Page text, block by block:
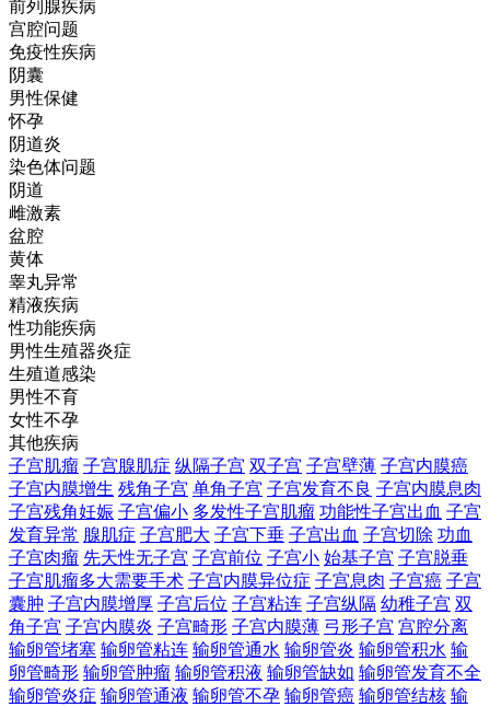
前列腺疾病
宫腔问题
免疫性疾病
阴囊
男性保健
怀孕
阴道炎
染色体问题
阴道
雌激素
盆腔
黄体
睾丸异常
精液疾病
性功能疾病
男性生殖器炎症
生殖道感染
男性不育
女性不孕
其他疾病
子宫肌瘤 子宫腺肌症 纵隔子宫 双子宫 子宫壁薄 子宫内膜癌
子宫内膜增生 残角子宫 单角子宫 子宫发育不良 子宫内膜息肉
子宫残角妊娠 子宫偏小 多发性子宫肌瘤 功能性子宫出血 子宫
发育异常 腺肌症 子宫肥大 子宫下垂 子宫出血 子宫切除 功血
子宫肉瘤 先天性无子宫 子宫前位 子宫小 始基子宫 子宫脱垂
子宫肌瘤多大需要手术 子宫内膜异位症 子宫息肉 子宫癌 子宫
囊肿 子宫内膜增厚 子宫后位 子宫粘连 子宫纵隔 幼稚子宫 双
角子宫 子宫内膜炎 子宫畸形 子宫内膜薄 弓形子宫 宫腔分离
输卵管堵塞 输卵管粘连 输卵管通水 输卵管炎 输卵管积水 输
卵管畸形 输卵管肿瘤 输卵管积液 输卵管缺如 输卵管发育不全
输卵管炎症 输卵管通液 输卵管不孕 输卵管癌 输卵管结核 输